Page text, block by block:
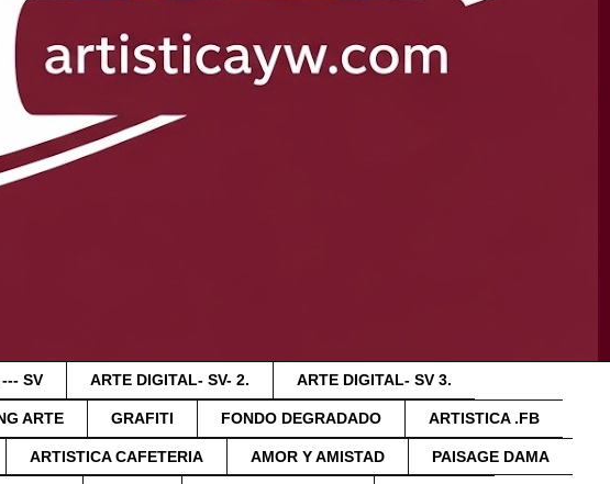
SV ARTE DIGITAL- SV- 2. ARTE DIGITAL- SV 3.
ARTE GRAFITI FONDO DEGRADADO ARTISTICA .FB
ARTISTICA CAFETERIA AMOR Y AMISTAD PAISAGE DAMA